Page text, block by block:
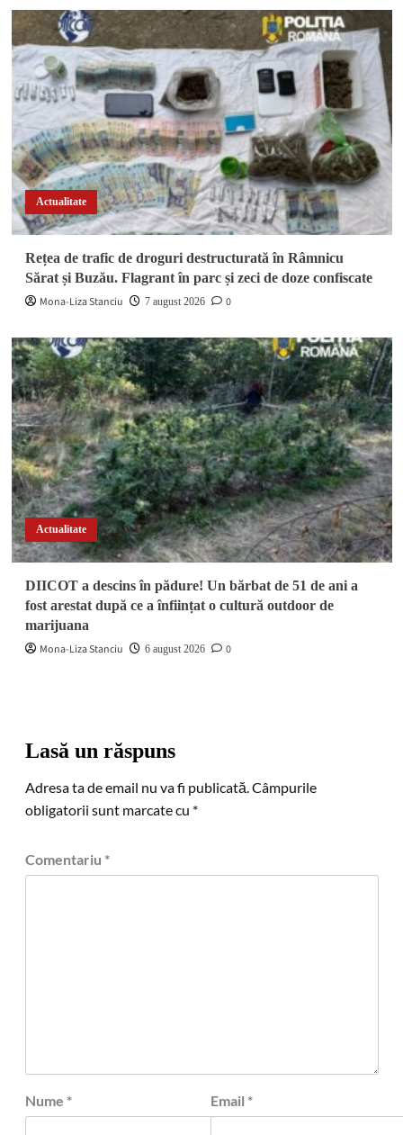
Actualitate
Rețea de trafic de droguri destructurată în Râmnicu
Sărat și Buzău. Flagrant în parc și zeci de doze confiscate
Mona-Liza Stanciu
7 august 2026 0
Actualitate
DIICOT a descins în pădure! Un bărbat de 51 de ani a
fost arestat după ce a înființat o cultură outdoor de
marijuana
Mona-Liza Stanciu
6 august 2026 0
Lasă un răspuns
Adresa ta de email nu va fi publicată.Câmpurile
obligatorii sunt marcate cu *
Comentariu *
Nume * Email *